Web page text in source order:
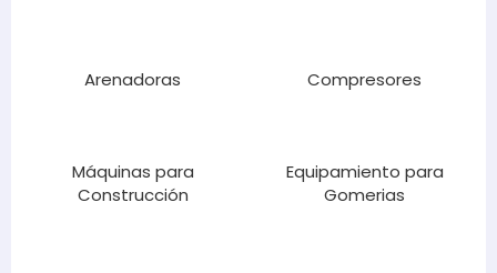
Arenadoras Compresores
Máquinas para
Construcción
Equipamiento para
Gomerias